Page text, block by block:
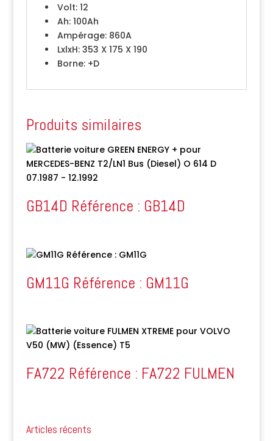
Volt:12
Ah:100Ah
Ampérage:860A
LxlxH:353 X 175 X 190
Borne:+D
Produits similaires
GB14D Référence : GB14D
GM11G Référence : GM11G
FA722 Référence : FA722 FULMEN
Articles récents